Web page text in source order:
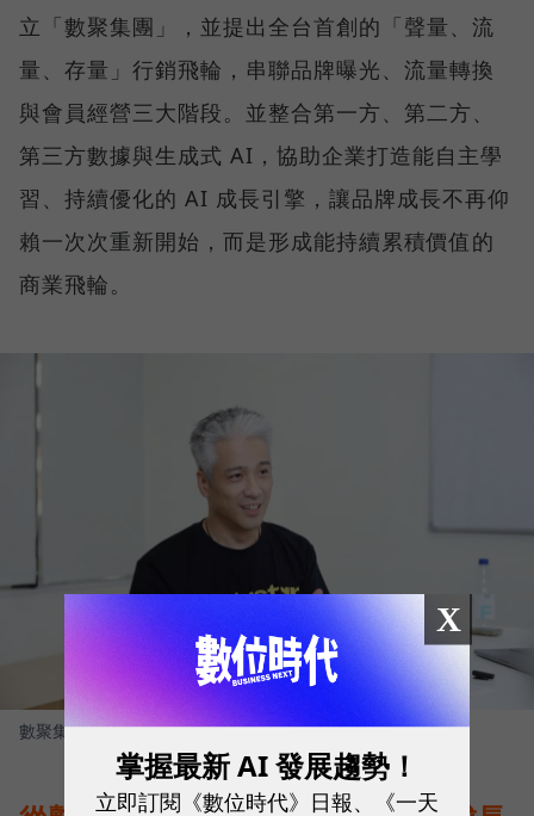
立「數聚集團」，並提出全台首創的「聲量、流
量、存量」行銷飛輪，串聯品牌曝光、流量轉換
與會員經營三大階段。並整合第一方、第二方、
第三方數據與生成式 AI，協助企業打造能自主學
習、持續優化的 AI 成長引擎，讓品牌成長不再仰
賴一次次重新開始，而是形成能持續累積價值的
商業飛輪。
數聚集團創辦人 張元溢 圖／ 數位時代
X
掌握最新 AI 發展趨勢！
立即訂閱《數位時代》日報、《一天